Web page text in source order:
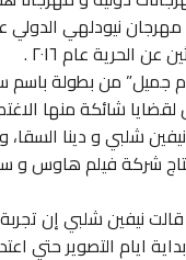
نيودلهي الدولي
جميل” من بطولة
شائكة منها
شلبي و دينا السقا،
شركة فيلم هاوس و
نيفين شلبي إن
ايام التصوير حتي